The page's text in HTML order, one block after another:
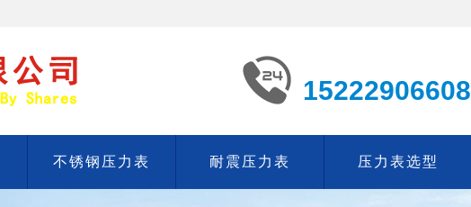
15222906608
不锈钢压力表 耐震压力表 压力表选型